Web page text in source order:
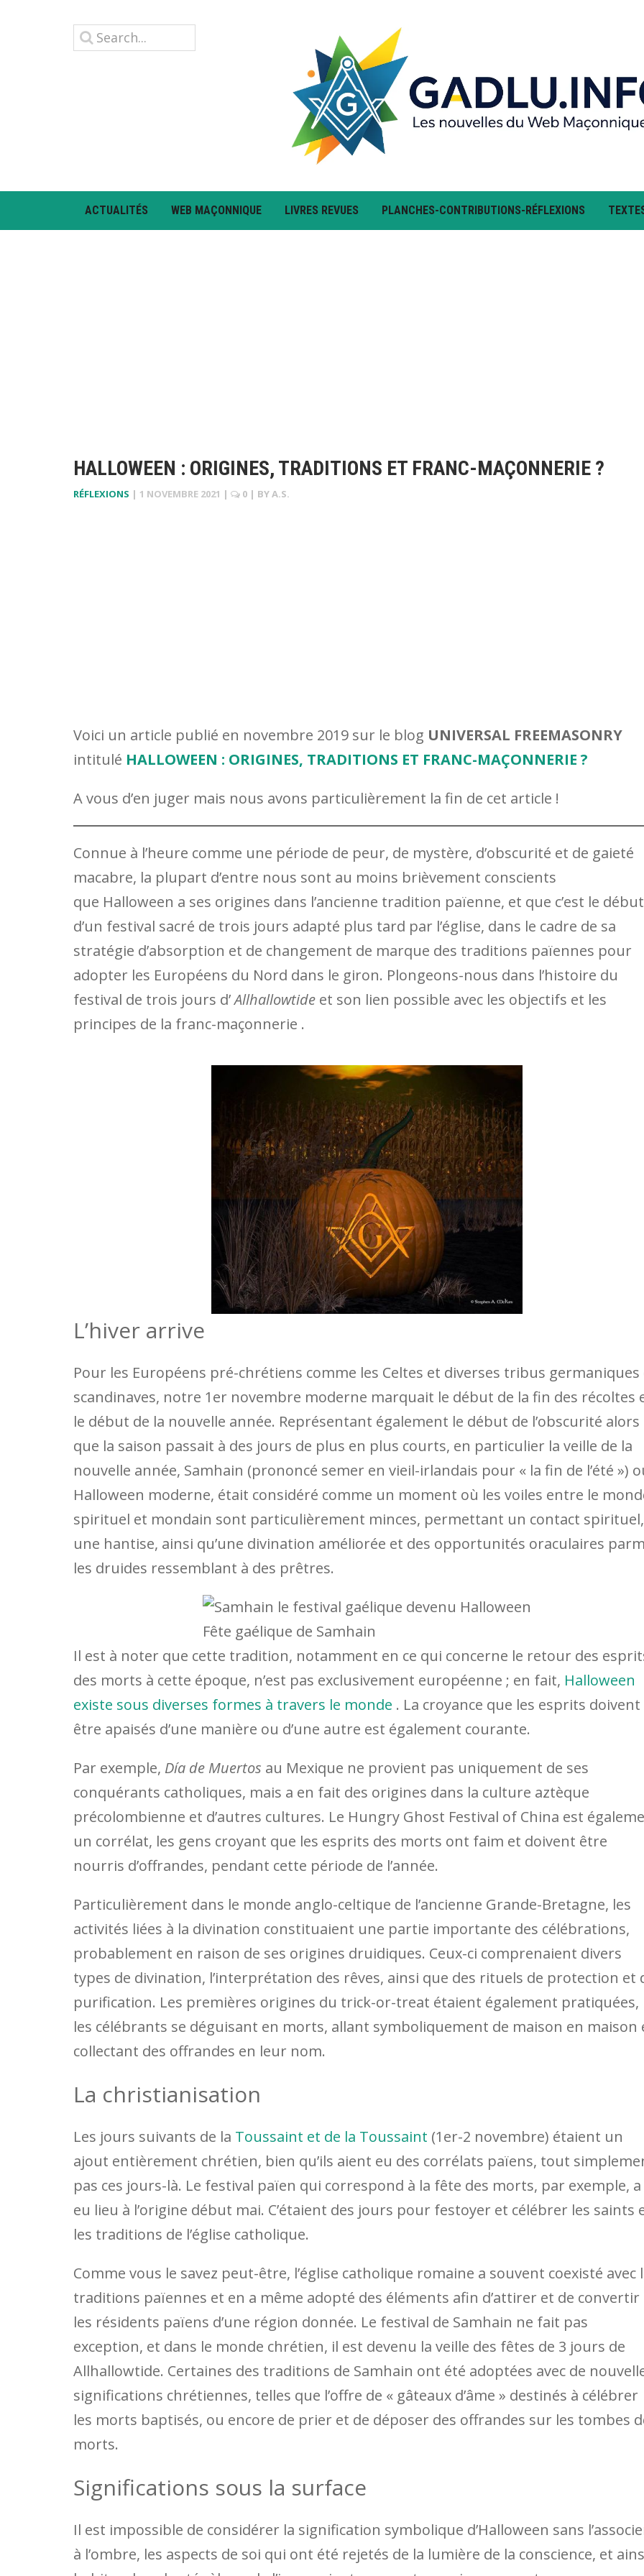
ACTUALITÉS WEB MAÇONNIQUE LIVRES REVUES PLANCHES-CONTRIBUTIONS-RÉFLEXIONS
HALLOWEEN : ORIGINES, TRADITIONS ET FRANC-MAÇONNERIE ?
RÉFLEXIONS | 1 NOVEMBRE 2021 | 0 | BYA.S.
Voici un article publié en novembre 2019 sur le blog UNIVERSAL FREEMASONRY
intitulé HALLOWEEN : ORIGINES, TRADITIONS ET FRANC-MAÇONNERIE ?
A vous d’en juger mais nous avons particulièrement la fin de cet article !
Connue à l’heure comme une période de peur, de mystère, d’obscurité et de gaieté
macabre, la plupart d’entre nous sont au moins brièvement conscients
que Halloween a ses origines dans l’ancienne tradition païenne, et que c’est le début
d’un festival sacré de trois jours adapté plus tard par l’église, dans le cadre de sa
stratégie d’absorption et de changement de marque des traditions païennes pour
adopter les Européens du Nord dans le giron. Plongeons-nous dans l’histoire du
festival de trois jours d’Allhallowtide et son lien possible avec les objectifs et les
principes de la franc-maçonnerie .
L’hiver arrive
Pour les Européens pré-chrétiens comme les Celtes et diverses tribus germaniques
scandinaves, notre 1er novembre moderne marquait le début de la fin des récoltes
le début de la nouvelle année. Représentant également le début de l’obscurité alors
que la saison passait à des jours de plus en plus courts, en particulier la veille de la
nouvelle année, Samhain (prononcé semer en vieil-irlandais pour « la fin de l’été »)
Halloween moderne, était considéré comme un moment où les voiles entre le
spirituel et mondain sont particulièrement minces, permettant un contact spirituel,
une hantise, ainsi qu’une divination améliorée et des opportunités oraculaires
les druides ressemblant à des prêtres.
Fête gaélique de Samhain
Il est à noter que cette tradition, notamment en ce qui concerne le retour des
des morts à cette époque, n’est pas exclusivement européenne ; en fait, Halloween
existe sous diverses formes à travers le monde . La croyance que les esprits doivent
être apaisés d’une manière ou d’une autre est également courante.
Par exemple, Día de Muertos au Mexique ne provient pas uniquement de ses
conquérants catholiques, mais a en fait des origines dans la culture aztèque
précolombienne et d’autres cultures. Le Hungry Ghost Festival of China est
un corrélat, les gens croyant que les esprits des morts ont faim et doivent être
nourris d’offrandes, pendant cette période de l’année.
Particulièrement dans le monde anglo-celtique de l’ancienne Grande-Bretagne, les
activités liées à la divination constituaient une partie importante des célébrations,
probablement en raison de ses origines druidiques. Ceux-ci comprenaient divers
types de divination, l’interprétation des rêves, ainsi que des rituels de protection et
purification. Les premières origines du trick-or-treat étaient également pratiquées,
les célébrants se déguisant en morts, allant symboliquement de maison en maison
collectant des offrandes en leur nom.
La christianisation
Les jours suivants de la Toussaint et de la Toussaint (1er-2 novembre) étaient un
ajout entièrement chrétien, bien qu’ils aient eu des corrélats païens, tout
pas ces jours-là. Le festival païen qui correspond à la fête des morts, par exemple, a
eu lieu à l’origine début mai. C’étaient des jours pour festoyer et célébrer les saints
les traditions de l’église catholique.
Comme vous le savez peut-être, l’église catholique romaine a souvent coexisté avec
traditions païennes et en a même adopté des éléments afin d’attirer et de convertir
les résidents païens d’une région donnée. Le festival de Samhain ne fait pas
exception, et dans le monde chrétien, il est devenu la veille des fêtes de 3 jours de
Allhallowtide. Certaines des traditions de Samhain ont été adoptées avec de
significations chrétiennes, telles que l’offre de « gâteaux d’âme » destinés à célébrer
les morts baptisés, ou encore de prier et de déposer des offrandes sur les tombes
morts.
Significations sous la surface
Il est impossible de considérer la signification symbolique d’Halloween sans
à l’ombre, les aspects de soi qui ont été rejetés de la lumière de la conscience, et